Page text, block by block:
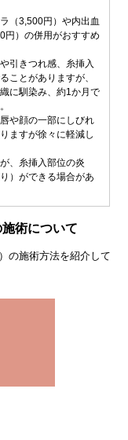
（3,500円）や内出血
円）の併用がおすすめ
引きつれ感、糸挿入
ことがありますが、
に馴染み、約1か月で
や顔の一部にしびれ
ますが徐々に軽減し
、糸挿入部位の炎
）ができる場合があ
術について
の施術方法を紹介して